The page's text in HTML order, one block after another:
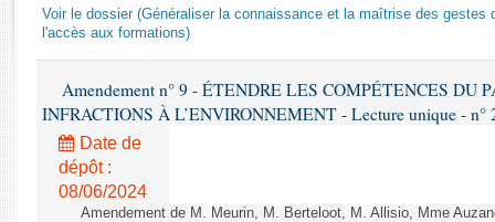
Rapports législatifs
Rapports sur l'application des lois
Baromètre de l’application des lois
Dossiers législatifs
Budget et sécurité sociale
Questions écrites et orales
Voir le dossier (Généraliser la connaissance et la maîtrise des gestes
l'accès aux formations)
Amendement n° 9 - ÉTENDRE LES COMPÉTENCES DU
INFRACTIONS À L’ENVIRONNEMENT - Lecture unique - n°
Date de
dépôt :
08/06/2024
Amendement de M. Meurin, M. Berteloot, M. Allisio, Mme